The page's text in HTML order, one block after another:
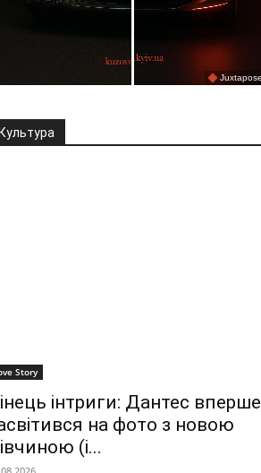
Культура
Story
інтриги: Дантес вперше
на фото з новою
(і...